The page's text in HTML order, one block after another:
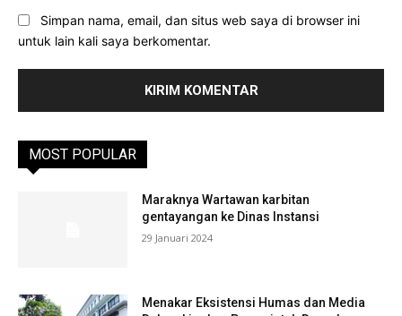
Simpan nama, email, dan situs web saya di browser ini
untuk lain kali saya berkomentar.
MOST POPULAR
Maraknya Wartawan karbitan
gentayangan ke Dinas Instansi
29 Januari 2024
Menakar Eksistensi Humas dan Media